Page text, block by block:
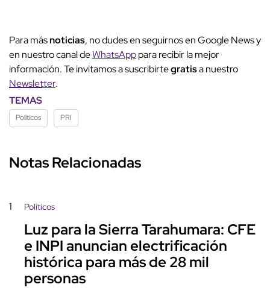
Para másnoticias, no dudes en seguirnos en Google News y
en nuestro canal deWhatsApppara recibir la mejor
información. Te invitamos a suscribirtegratisa nuestro
Newsletter.
TEMAS
Políticos PRI
Notas Relacionadas
1 Políticos
Luz para la Sierra Tarahumara: CFE
e INPI anuncian electrificación
histórica para más de 28 mil
personas